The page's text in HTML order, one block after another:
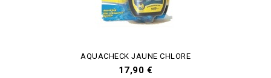
AQUACHECK JAUNE CHLORE
Prix
17,90 €